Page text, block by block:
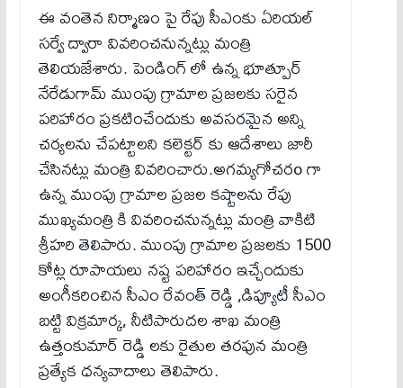
ఈ వంతెన నిర్మాణం పై రేపు సీఎంకు ఏరియల్
సర్వే ద్వారా వివరించనున్నట్లు మంత్రి
తెలియజేశారు. పెండింగ్ లో ఉన్న భూత్పూర్
నేరేడుగామ్ ముంపు గ్రామాల ప్రజలకు సరైన
పరిహారం ప్రకటించేందుకు అవసరమైన అన్ని
చర్యలను చేపట్టాలని కలెక్టర్ కు ఆదేశాలు జారీ
చేసినట్లు మంత్రి వివరించారు.అగమ్యగోచరo గా
ఉన్న ముంపు గ్రామాల ప్రజల కష్టాలను రేపు
ముఖ్యమంత్రి కి వివరించనున్నట్లు మంత్రి వాకిటి
శ్రీహరి తెలిపారు. ముంపు గ్రామాల ప్రజలకు 1500
కోట్ల రూపాయలు నష్ట పరిహారం ఇచ్చేందుకు
అంగీకరించిన సీఎం రేవంత్ రెడ్డి ,డిప్యూటీ సీఎం
బట్టి విక్రమార్క, నీటిపారుదల శాఖ మంత్రి
ఉత్తంకుమార్ రెడ్డి లకు రైతుల తరఫున మంత్రి
ప్రత్యేక ధన్యవాదాలు తెలిపారు.